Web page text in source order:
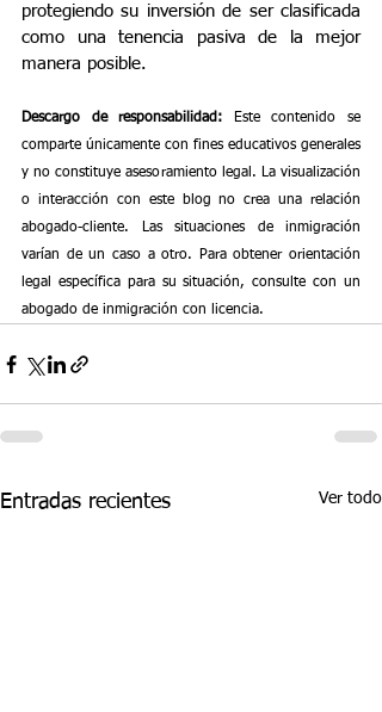
protegiendo su inversión de ser clasificada
como una tenencia pasiva de la mejor
manera posible.
Descargo de responsabilidad: Este contenido se
comparte únicamente con fines educativos generales
y no constituye asesoramiento legal. La visualización
o interacción con este blog no crea una relación
abogado-cliente. Las situaciones de inmigración
varían de un caso a otro. Para obtener orientación
legal específica para su situación, consulte con un
abogado de inmigración con licencia.
Entradas recientes Ver todo